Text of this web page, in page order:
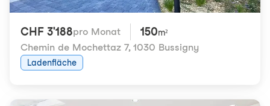
CHF 3'188pro Monat 150m²
Chemin de Mochettaz 7, 1030 Bussigny
Ladenfläche